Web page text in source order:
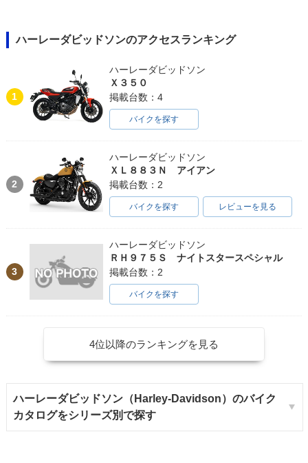
ハーレーダビッドソンのアクセスランキング
1
ハーレーダビッドソン
Ｘ３５０
掲載台数：4
バイクを探す
2
ハーレーダビッドソン
ＸＬ８８３Ｎ アイアン
掲載台数：2
バイクを探す レビューを見る
3
ハーレーダビッドソン
ＲＨ９７５Ｓ ナイトスタースペシャル
掲載台数：2
バイクを探す
4位以降のランキングを見る
ハーレーダビッドソン（Harley-Davidson）のバイク
カタログをシリーズ別で探す